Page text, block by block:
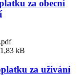
za obecní
kB
za užívání